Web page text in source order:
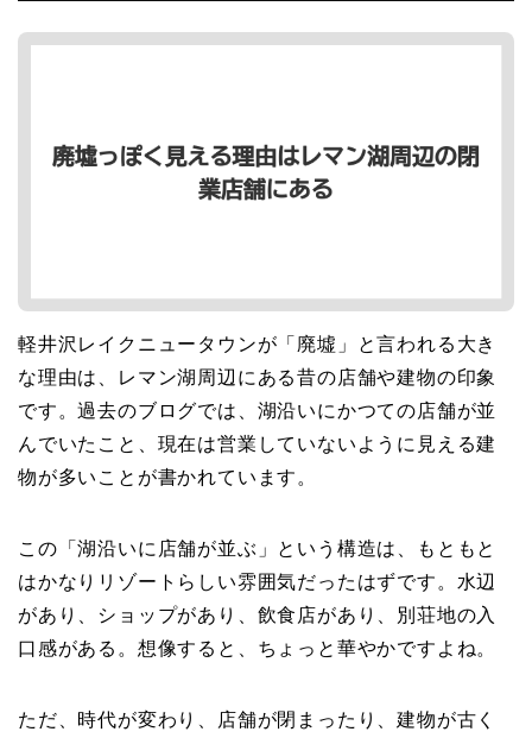
軽井沢レイクニュータウンが「廃墟」と言われる大き
な理由は、レマン湖周辺にある昔の店舗や建物の印象
です。過去のブログでは、湖沿いにかつての店舗が並
んでいたこと、現在は営業していないように見える建
物が多いことが書かれています。
この「湖沿いに店舗が並ぶ」という構造は、もともと
はかなりリゾートらしい雰囲気だったはずです。水辺
があり、ショップがあり、飲食店があり、別荘地の入
口感がある。想像すると、ちょっと華やかですよね。
ただ、時代が変わり、店舗が閉まったり、建物が古く